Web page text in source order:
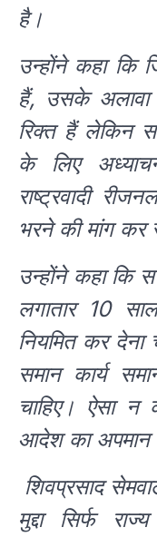
है।
उन्होंने कहा कि
हैं, उसके अलावा
रिक्त हैं लेकिन
के लिए
राष्ट्रवादी
भरने की मांग कर
उन्होंने कहा कि
लगातार 10
नियमित कर
समान कार्य
चाहिए। ऐसा न
आदेश का अपमान
शिवप्रसाद
मुद्दा सिर्फ